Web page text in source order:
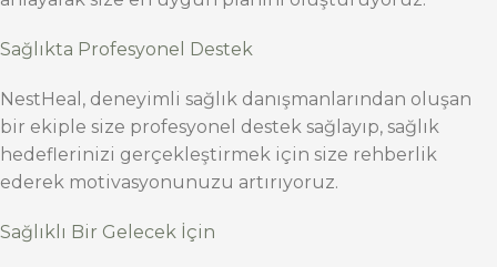
Sağlıkta Profesyonel Destek
NestHeal, deneyimli sağlık danışmanlarından oluşan
bir ekiple size profesyonel destek sağlayıp, sağlık
hedeflerinizi gerçekleştirmek için size rehberlik
ederek motivasyonunuzu artırıyoruz.
Sağlıklı Bir Gelecek İçin